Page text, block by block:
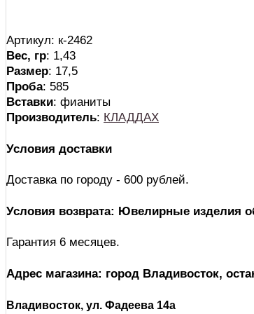
Артикул: к-2462
Вес, гр: 1,43
Размер: 17,5
Проба: 585
Вставки: фианиты
Производитель: КЛАДДАХ
Условия доставки
Доставка по городу - 600 рублей.
Условия возврата: Ювелирные изделия
Гарантия 6 месяцев.
Адрес магазина: город Владивосток,
Владивосток, ул. Фадеева 14а